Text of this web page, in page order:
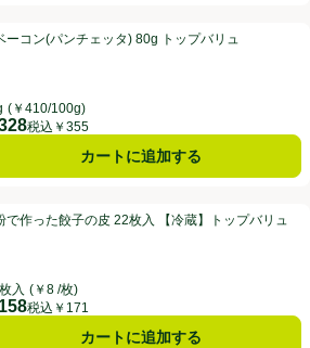
80g トップバリュ
間
中5.0点。
ーコン(パンチェッタ) 80g トップバリュ
(￥410/100g)
税込￥355
カートに追加する
入 【冷蔵】トップバリュ
間
中4.5点。
で作った餃子の皮 22枚入 【冷蔵】トップバリュ
入 (￥8 /枚)
税込￥171
カートに追加する